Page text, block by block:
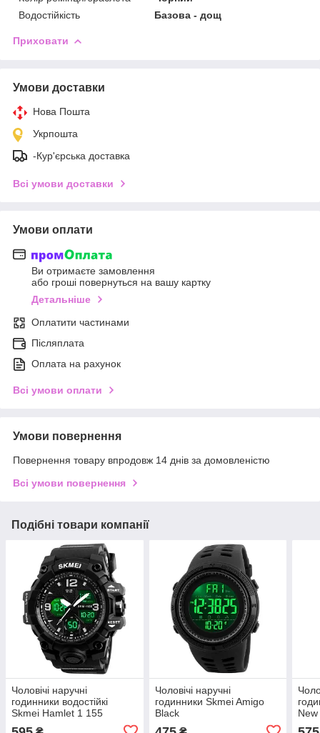
Водостійкість
Базова - дощ
Приховати
Умови доставки
Нова Пошта
Укрпошта
-Кур'єрська доставка
Всі умови доставки
Умови оплати
Ви отримаєте замовлення
або гроші повернуться на вашу картку
Детальніше
Оплатити частинами
Післяплата
Оплата на рахунок
Всі умови оплати
Умови повернення
Повернення товару впродовж 14 днів за домовленістю
Всі умови повернення
Подібні товари компанії
Чоловічі наручні
годинники водостійкі
Skmei Hamlet 1 155
Чоловічі наручні
годинники Skmei Amigo
Black
New